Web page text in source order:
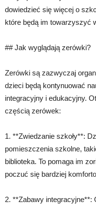
dowiedzieć się więcej o
które będą im towarzyszyć
## Jak wyglądają zerówki?
Zerówki są zazwyczaj
dzieci będą kontynuować
integracyjny i edukacyjny.
częścią zerówek:
1. **Zwiedzanie szkoły**:
pomieszczenia szkolne,
biblioteka. To pomaga im
poczuć się bardziej
2. **Zabawy integracyjne**: